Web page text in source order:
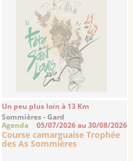
Un peu plus loin à 13 Km
Sommières - Gard
Agenda 05/07/2026 au 30/08/2026
Course camarguaise Trophée
des As Sommières